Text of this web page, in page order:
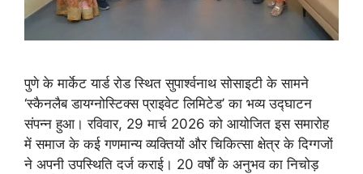
पुणे के मार्केट यार्ड रोड स्थित सुपार्श्वनाथ सोसाइटी के सामने
‘स्कैनलैब डायग्नोस्टिक्स प्राइवेट लिमिटेड’ का भव्य उद्घाटन
संपन्न हुआ। रविवार, 29 मार्च 2026 को आयोजित इस समारोह
में समाज के कई गणमान्य व्यक्तियों और चिकित्सा क्षेत्र के दिग्गजों
ने अपनी उपस्थिति दर्ज कराई। 20 वर्षों के अनुभव का निचोड़